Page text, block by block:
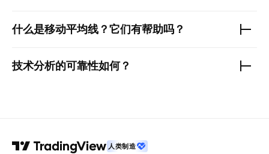
什么是移动平均线？它们有帮助吗？
技术分析的可靠性如何？
人类制造